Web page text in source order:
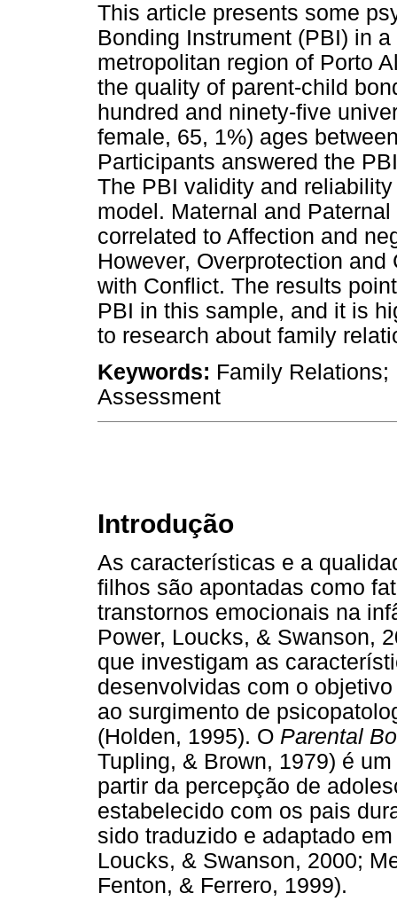
This article presents some
Bonding Instrument (PBI) in
metropolitan region of Porto
the quality of parent-child
hundred and ninety-five
female, 65, 1%) ages
Participants answered the
The PBI validity and
model. Maternal and
correlated to Affection and
However, Overprotection
with Conflict. The results
PBI in this sample, and it is
to research about family
Keywords: Family
Assessment
Introdução
As características e a
filhos são apontadas como
transtornos emocionais na
Power, Loucks, & Swanson,
que investigam as
desenvolvidas com o
ao surgimento de
(Holden, 1995). O Parental
Tupling, & Brown, 1979) é
partir da percepção de
estabelecido com os pais
sido traduzido e adaptado
Loucks, & Swanson, 2000;
Fenton, & Ferrero, 1999).